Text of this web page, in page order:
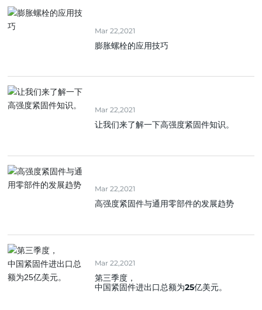
Mar 22,2021
膨胀螺栓的应用技巧
Mar 22,2021
让我们来了解一下高强度紧固件知识。
Mar 22,2021
高强度紧固件与通用零部件的发展趋势
Mar 22,2021
第三季度，
中国紧固件进出口总额为25亿美元。